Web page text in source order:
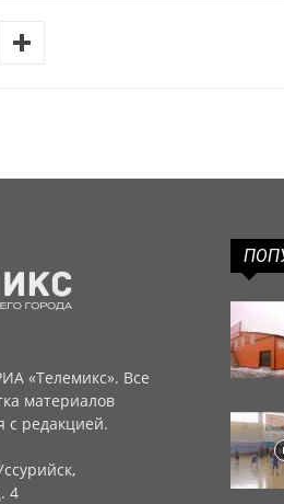
«Телемикс». Все
материалов
с редакцией.
4